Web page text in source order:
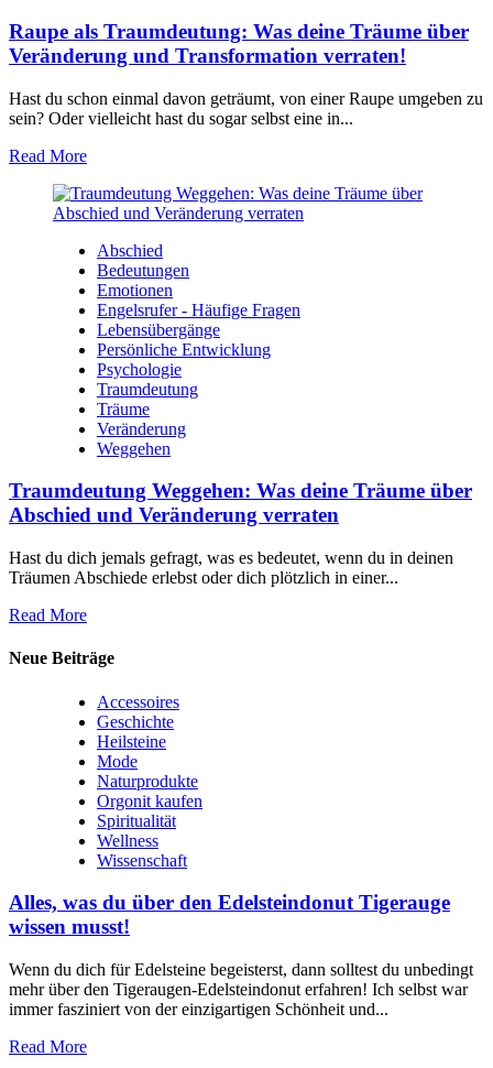
Raupe als Traumdeutung: Was deine Träume über
Veränderung und Transformation verraten!
Hast du schon einmal davon geträumt, von ‍einer Raupe umgeben zu
sein? Oder​ vielleicht hast du sogar selbst eine in...
Read More
Abschied
Bedeutungen
Emotionen
Engelsrufer - Häufige Fragen
Lebensübergänge
Persönliche Entwicklung
Psychologie
Traumdeutung
Träume
Veränderung
Weggehen
Traumdeutung Weggehen: Was deine Träume über
Abschied und Veränderung verraten
Hast du dich jemals gefragt, was es ​bedeutet, wenn⁢ du in deinen
Träumen Abschiede erlebst oder dich plötzlich ⁢in einer...
Read More
Neue Beiträge
Accessoires
Geschichte
Heilsteine
Mode
Naturprodukte
Orgonit kaufen
Spiritualität
Wellness
Wissenschaft
Alles, was du über den Edelsteindonut Tigerauge
wissen musst!
Wenn‌ du dich für Edelsteine begeisterst, dann solltest du unbedingt
mehr⁢ über den Tigeraugen-Edelsteindonut erfahren! Ich selbst war
immer fasziniert ‍von der einzigartigen Schönheit und...
Read More